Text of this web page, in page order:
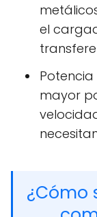
el
mayor
¿Cómo